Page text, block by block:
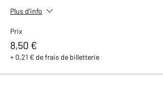
Plus d'info
Prix
8,50 €
+ 0,21 € de frais de billetterie